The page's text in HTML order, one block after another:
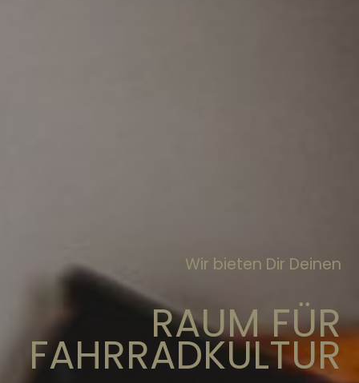
Wir bieten Dir Deinen
RAUM FÜR
FAHRRADKULTUR